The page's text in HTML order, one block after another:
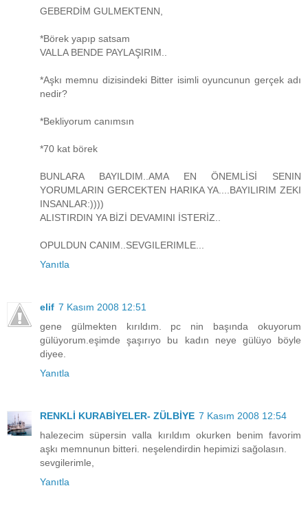
GEBERDİM GULMEKTENN,
*Börek yapıp satsam
VALLA BENDE PAYLAŞIRIM..
*Aşkı memnu dizisindeki Bitter isimli oyuncunun gerçek adı
nedir?
*Bekliyorum canımsın
*70 kat börek
BUNLARA BAYILDIM..AMA EN ÖNEMLİSİ SENIN
YORUMLARIN GERCEKTEN HARIKA YA....BAYILIRIM ZEKI
INSANLAR:))))
ALISTIRDIN YA BİZİ DEVAMINI İSTERİZ..
OPULDUN CANIM..SEVGILERIMLE...
Yanıtla
elif 7 Kasım 2008 12:51
gene gülmekten kırıldım. pc nin başında okuyorum
gülüyorum.eşimde şaşırıyo bu kadın neye gülüyo böyle
diyee.
Yanıtla
RENKLİ KURABİYELER- ZÜLBİYE 7 Kasım 2008 12:54
halezecim süpersin valla kırıldım okurken benim favorim
aşkı memnunun bitteri. neşelendirdin hepimizi sağolasın.
sevgilerimle,
Yanıtla